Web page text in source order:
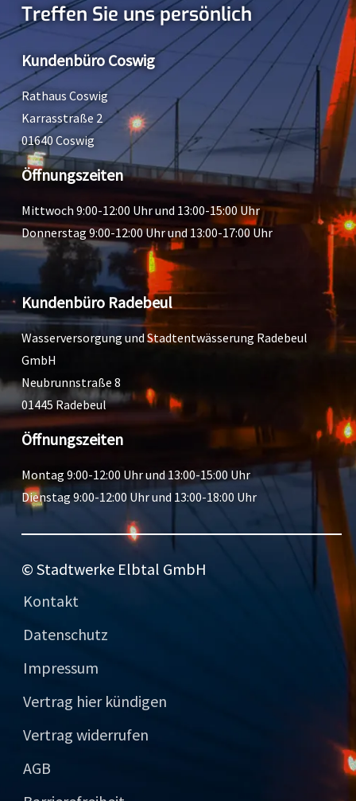
Treffen Sie uns persönlich
Kundenbüro Coswig
Rathaus Coswig
Karrasstraße 2
01640 Coswig
Öffnungszeiten
Mittwoch 9:00-12:00 Uhr und 13:00-15:00 Uhr
Donnerstag 9:00-12:00 Uhr und 13:00-17:00 Uhr
Kundenbüro Radebeul
Wasserversorgung und Stadtentwässerung Radebeul
GmbH
Neubrunnstraße 8
01445 Radebeul
Öffnungszeiten
Montag 9:00-12:00 Uhr und 13:00-15:00 Uhr
Dienstag 9:00-12:00 Uhr und 13:00-18:00 Uhr
© Stadtwerke Elbtal GmbH
Kontakt
Datenschutz
Impressum
Vertrag hier kündigen
Vertrag widerrufen
AGB